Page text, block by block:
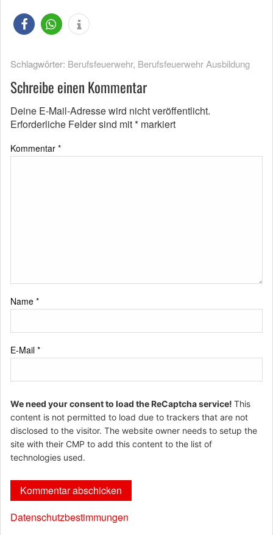
Schlagwörter: Berufsfeuerwehr, Berufsfeuerwehr Ausbildung
Schreibe einen Kommentar
Deine E-Mail-Adresse wird nicht veröffentlicht.
Erforderliche Felder sind mit* markiert
Kommentar *
Name *
E-Mail *
We need your consent to load the ReCaptcha service! This
content is not permitted to load due to trackers that are not
disclosed to the visitor. The website owner needs to setup the
site with their CMP to add this content to the list of
technologies used.
Datenschutzbestimmungen